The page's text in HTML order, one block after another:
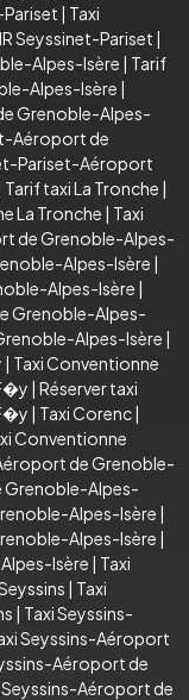
| Taxi
Seyssinet-Pariset |
Alpes-Isère | Tarif
Alpes-Isère |
Grenoble-Alpes-
Aéroport de
Pariset-Aéroport
Tarif taxi La Tronche |
La Tronche | Taxi
de Grenoble-Alpes-
Alpes-Isère |
Alpes-Isère |
Grenoble-Alpes-
Alpes-Isère |
| Taxi Conventionne
| Réserver taxi
| Taxi Corenc|
Conventionne
de Grenoble-
Grenoble-Alpes-
Alpes-Isère |
Alpes-Isère |
Isère | Taxi
| Taxi
| Taxi Seyssins-
Seyssins-Aéroport
Aéroport de
Aéroport de